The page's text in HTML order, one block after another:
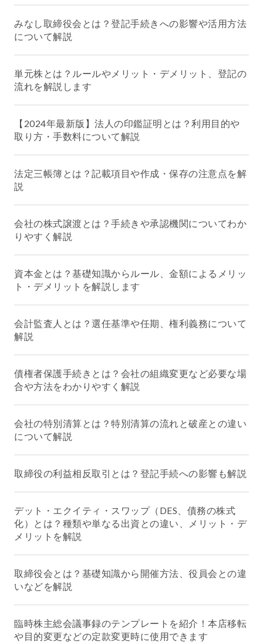
みなし取締役会とは？登記手続きへの影響や活用方法
について解説
単元株とは？ルールやメリット・デメリット、登記の
流れを解説します
【2024年最新版】法人の印鑑証明とは？利用目的や
取り方・手数料について解説
法定三帳簿とは？記載項目や作成・保存の注意点を解
説
会社の株式譲渡とは？手続きや承認機関についてわか
りやすく解説
資本金とは？基礎知識からルール、金額によるメリッ
ト・デメリットを解説します
会計監査人とは？選任基準や任期、権利義務について
解説
債権者保護手続きとは？会社の組織変更など必要な場
合や方法をわかりやすく解説
会社の特別清算とは？特別清算の流れと破産との違い
について解説
取締役の利益相反取引とは？登記手続への影響も解説
デット・エクイティ・スワップ（DES、債務の株式
化）とは？種類や単なる出資との違い、メリット・デ
メリットを解説
取締役会とは？基礎知識から開催方法、役員会との違
いなどを解説
臨時株主総会議事録のテンプレートを紹介！本店移転
や目的変更などの定款変更時に使用できます